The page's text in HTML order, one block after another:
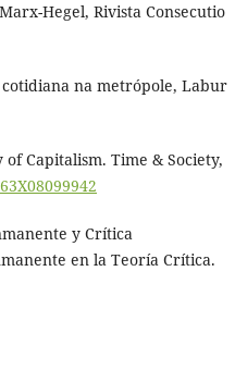
Hegel, Rivista Consecutio
cotidiana na metrópole, Labur
Capitalism. Time & Society,
y Crítica
en la Teoría Crítica.